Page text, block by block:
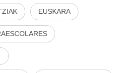
EUSKARA